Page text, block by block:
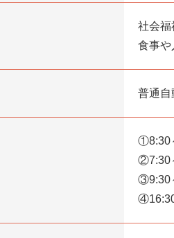
社会福
食事や
普通自
①8:30
②7:30
③9:30